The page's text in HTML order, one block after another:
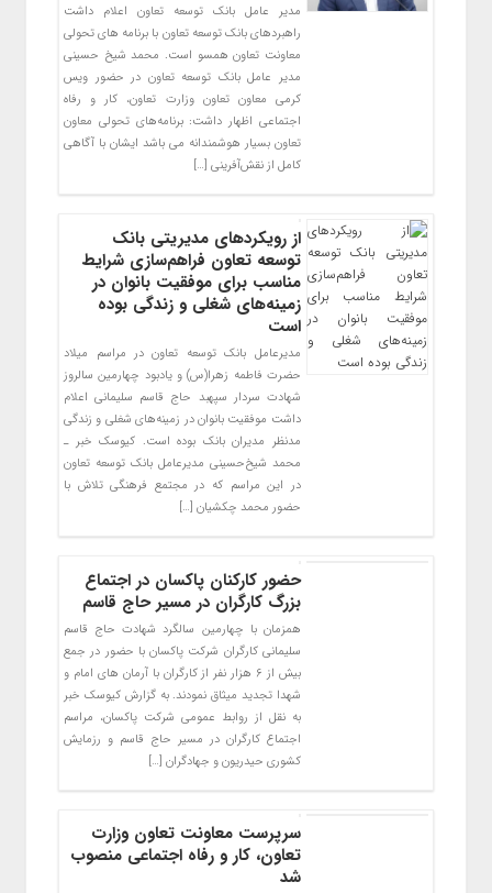
مدیر عامل بانک توسعه تعاون اعلام داشت
راهبردهای بانک توسعه تعاون با برنامه های تحولی
معاونت تعاون همسو است. محمد شیخ حسینی
مدیر عامل بانک توسعه تعاون در حضور ویس
کرمی معاون تعاون وزارت تعاون، کار و رفاه
اجتماعی اظهار داشت: برنامه‌های تحولی معاون
تعاون بسیار هوشمندانه می باشد ایشان با آگاهی
کامل از نقش‌آفرینی […]
از رویکردهای مدیریتی بانک
توسعه تعاون فراهم‌سازی شرایط
مناسب برای موفقیت بانوان در
زمینه‌های شغلی و زندگی بوده
است
مدیرعامل بانک توسعه تعاون در مراسم میلاد
حضرت فاطمه زهرا(س) و یادبود چهارمین سالروز
شهادت سردار سپهبد حاج قاسم سلیمانی اعلام
داشت موفقیت بانوان در زمینه‌های شغلی و زندگی
مدنظر مدیران بانک بوده است. کیوسک خبر ـ
محمد شیخ‌حسینی مدیرعامل بانک توسعه تعاون
در این مراسم که در مجتمع فرهنگی تلاش با
حضور محمد چکشیان […]
حضور کارکنان پاکسان در اجتماع
بزرگ کارگران در مسیر حاج قاسم
همزمان با چهارمین سالگرد شهادت حاج قاسم
سلیمانی کارگران شرکت پاکسان با حضور در جمع
بیش از ۶ هزار نفر از کارگران با آرمان های امام و
شهدا تجدید میثاق نمودند. به گزارش کیوسک خبر
به نقل از روابط عمومی شرکت پاکسان، مراسم
اجتماع کارگران در مسیر حاج قاسم و رزمایش
کشوری حیدریون و جهادگران […]
سرپرست معاونت تعاون وزارت
تعاون، کار و رفاه اجتماعی منصوب
شد